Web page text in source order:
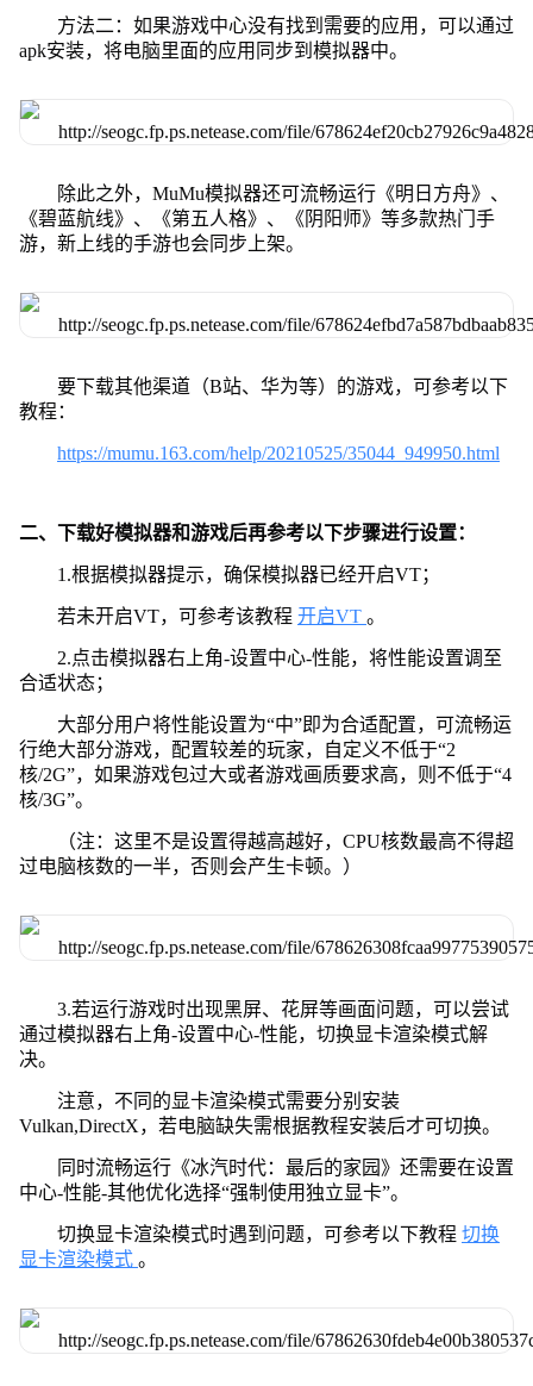
方法二：如果游戏中心没有找到需要的应用，可以通过
apk安装，将电脑里面的应用同步到模拟器中。
除此之外，MuMu模拟器还可流畅运行《明日方舟》、
《碧蓝航线》、《第五人格》、《阴阳师》等多款热门手
游，新上线的手游也会同步上架。
要下载其他渠道（B站、华为等）的游戏，可参考以下
教程：
https://mumu.163.com/help/20210525/35044_949950.html
二、下载好模拟器和游戏后再参考以下步骤进行设置：
1.根据模拟器提示，确保模拟器已经开启VT；
若未开启VT，可参考该教程 开启VT 。
2.点击模拟器右上角-设置中心-性能，将性能设置调至
合适状态；
大部分用户将性能设置为“中”即为合适配置，可流畅运
行绝大部分游戏，配置较差的玩家，自定义不低于“2
核/2G”，如果游戏包过大或者游戏画质要求高，则不低于“4
核/3G”。
（注：这里不是设置得越高越好，CPU核数最高不得超
过电脑核数的一半，否则会产生卡顿。）
3.若运行游戏时出现黑屏、花屏等画面问题，可以尝试
通过模拟器右上角-设置中心-性能，切换显卡渲染模式解
决。
注意，不同的显卡渲染模式需要分别安装
Vulkan,DirectX，若电脑缺失需根据教程安装后才可切换。
同时流畅运行《冰汽时代：最后的家园》还需要在设置
中心-性能-其他优化选择“强制使用独立显卡”。
切换显卡渲染模式时遇到问题，可参考以下教程 切换
显卡渲染模式 。